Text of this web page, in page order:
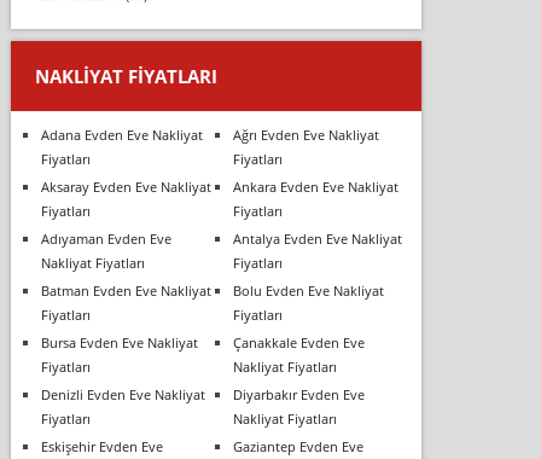
NAKLIYAT FIYATLARI
Adana Evden Eve Nakliyat
Fiyatları
Ağrı Evden Eve Nakliyat
Fiyatları
Aksaray Evden Eve Nakliyat
Fiyatları
Ankara Evden Eve Nakliyat
Fiyatları
Adıyaman Evden Eve
Nakliyat Fiyatları
Antalya Evden Eve Nakliyat
Fiyatları
Batman Evden Eve Nakliyat
Fiyatları
Bolu Evden Eve Nakliyat
Fiyatları
Bursa Evden Eve Nakliyat
Fiyatları
Çanakkale Evden Eve
Nakliyat Fiyatları
Denizli Evden Eve Nakliyat
Fiyatları
Diyarbakır Evden Eve
Nakliyat Fiyatları
Eskişehir Evden Eve
Gaziantep Evden Eve